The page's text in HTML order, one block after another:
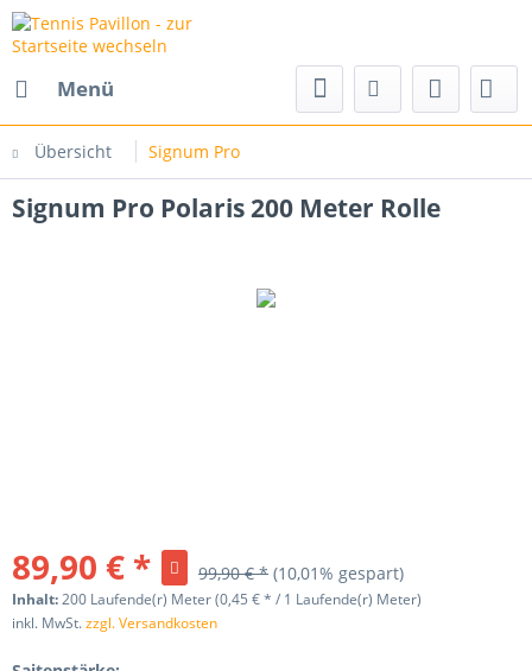
Menü
Übersicht Signum Pro
Signum Pro Polaris 200 Meter Rolle
89,90 € * 99,90 € * (10,01% gespart)
Inhalt:200 Laufende(r) Meter (0,45 € * / 1 Laufende(r) Meter)
inkl. MwSt.zzgl. Versandkosten